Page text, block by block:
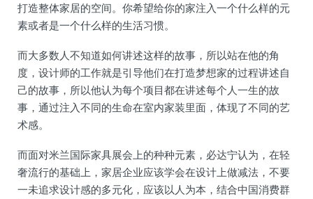
打造整体家居的空间。你希望给你的家注入一个什么样的元
素或者是一个什么样的生活习惯。
而大多数人不知道如何讲述这样的故事，所以站在他的角
度，设计师的工作就是引导他们在打造梦想家的过程讲述自
己的故事，所以他认为每个项目都在讲述每个人一生的故
事，通过注入不同的生命在室内家装里面，体现了不同的艺
术感。
而面对米兰国际家具展会上的种种元素，必达宁认为，在轻
奢流行的基础上，家居企业应该学会在设计上做减法，不要
一未追求设计感的多元化，应该以人为本，结合中国消费群